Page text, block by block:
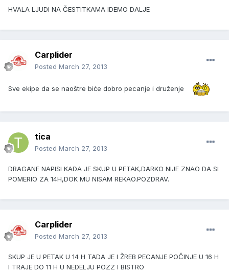
HVALA LJUDI NA ČESTITKAMA IDEMO DALJE
Carplider
Posted March 27, 2013
Sve ekipe da se naoštre biće dobro pecanje i druženje
tica
Posted March 27, 2013
DRAGANE NAPISI KADA JE SKUP U PETAK,DARKO NIJE ZNAO DA SI
POMERIO ZA 14H,DOK MU NISAM REKAO.POZDRAV.
Carplider
Posted March 27, 2013
SKUP JE U PETAK U 14 H TADA JE I ŽREB PECANJE POČINJE U 16 H
I TRAJE DO 11 H U NEDELJU POZZ I BISTRO